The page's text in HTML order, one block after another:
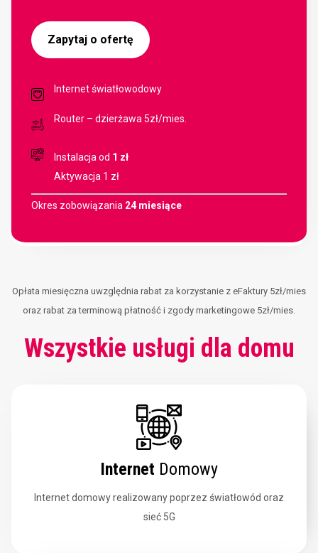
Zapytaj o ofertę
Internet światłowodowy
Router – dzierżawa 5zł/mies.
Instalacja od 1 zł
Aktywacja 1 zł
Okres zobowiązania 24 miesiące
Opłata miesięczna uwzględnia rabat za korzystanie z eFaktury 5zł/mies
oraz rabat za terminową płatność i zgody marketingowe 5zł/mies.
Wszystkie usługi dla domu
Internet Domowy
Internet domowy realizowany poprzez światłowód oraz
sieć 5G